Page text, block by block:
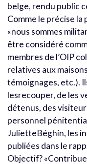
belge, rendu public
Comme le précise
«nous sommes
être considéré
membres de l’OIP
relatives aux
témoignages, etc.).
lesrecouper, de les
détenus, des
personnel
JulietteBéghin, les
publiées dans le
Objectif?